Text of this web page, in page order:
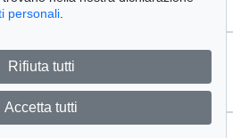
Dati
personali
Rifiuta tutti
Accetta tutti